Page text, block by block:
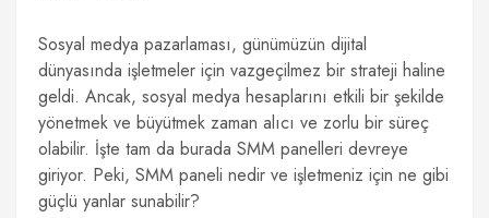
Sosyal medya pazarlaması, günümüzün dijital
dünyasında işletmeler için vazgeçilmez bir strateji haline
geldi. Ancak, sosyal medya hesaplarını etkili bir şekilde
yönetmek ve büyütmek zaman alıcı ve zorlu bir süreç
olabilir. İşte tam da burada SMM panelleri devreye
giriyor. Peki, SMM paneli nedir ve işletmeniz için ne gibi
güçlü yanlar sunabilir?